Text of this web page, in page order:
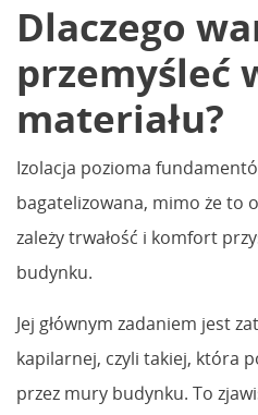
Dlaczego
przemyśleć
materiału?
Izolacja pozioma
bagatelizowana, mimo że to
zależy trwałość i komfort
budynku.
Jej głównym zadaniem jest
kapilarnej, czyli takiej, która
przez mury budynku. To